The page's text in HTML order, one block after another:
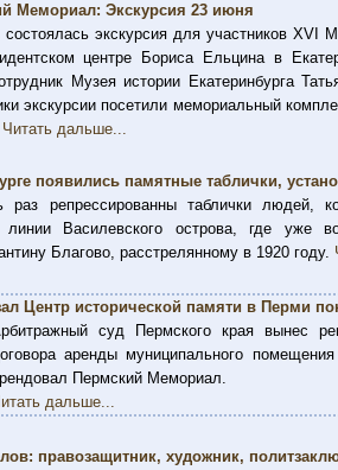
Мемориал: Экскурсия 23 июня
экскурсия для участников XVI
центре Бориса Ельцина в
Музея истории Екатеринбурга
экскурсии посетили мемориальный
Читать дальше...
появились памятные таблички,
репрессированны таблички людей,
Василевского острова, где уже
Благово, расстрелянному в 1920 году.
Центр исторической памяти в Перми
суд Пермского края вынес
аренды муниципального
Пермский Мемориал.
дальше...
правозащитник, художник,